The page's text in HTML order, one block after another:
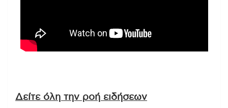
Δείτε όλη την ροή ειδήσεων